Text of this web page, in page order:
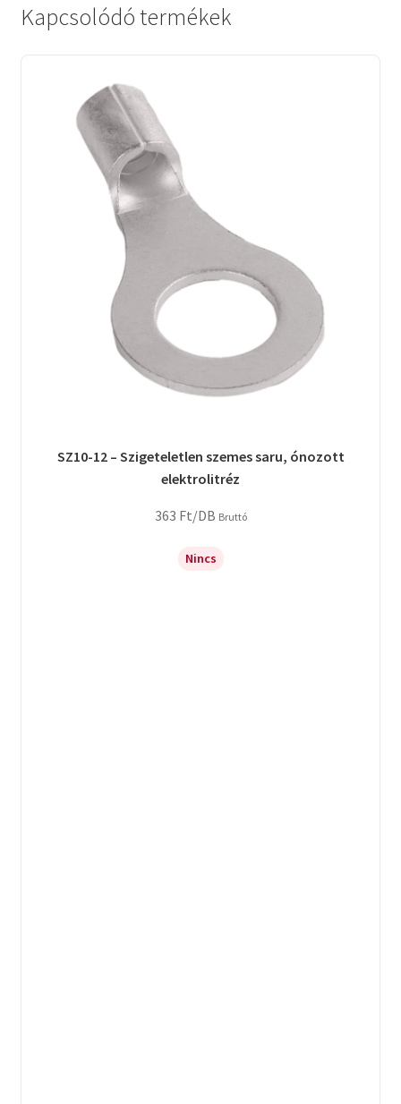
Kapcsolódó termékek
SZ10-12 – Szigeteletlen szemes saru, ónozott
elektrolitréz
363 Ft/DB Bruttó
Nincs